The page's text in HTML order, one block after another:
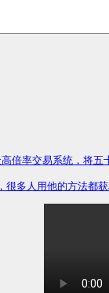
率交易系统，将五
，很多人用他的